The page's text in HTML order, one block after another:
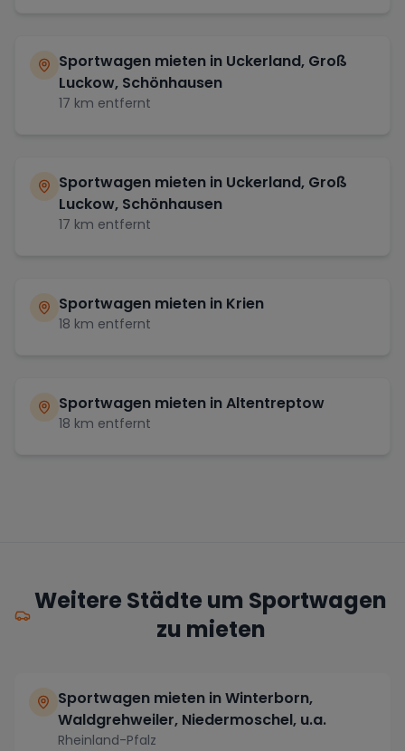
Sportwagen mieten in Uckerland, Groß
Luckow, Schönhausen
17 km entfernt
Sportwagen mieten in Uckerland, Groß
Luckow, Schönhausen
17 km entfernt
Sportwagen mieten in Krien
18 km entfernt
Sportwagen mieten inAltentreptow
18 km entfernt
Weitere Städte um Sportwagen
zu mieten
Sportwagen mieten in Winterborn,
Waldgrehweiler, Niedermoschel, u.a.
Rheinland-Pfalz